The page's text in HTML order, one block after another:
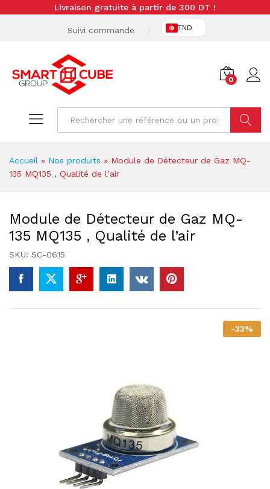
Livraison gratuite à partir de 300 DT !
Suivi commande TND
0
Accueil » Nos produits » Module de Détecteur de Gaz MQ-
135 MQ135 , Qualité de l’air
Module de Détecteur de Gaz MQ-
135 MQ135 , Qualité de l’air
SKU: SC-0615
-33%